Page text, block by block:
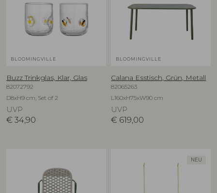
BLOOMINGVILLE
Buzz Trinkglas, Klar, Glas
82072792
D8xH9 cm, Set of 2
UVP
€ 34,90
BLOOMINGVILLE
Calana Esstisch, Grün, Metall
82065263
L160xH75xW90 cm
UVP
€ 619,00
NEU